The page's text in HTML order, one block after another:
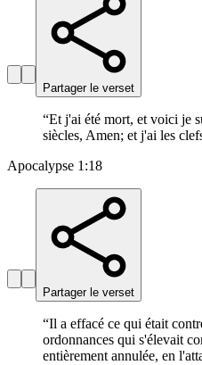
Partager le verset
“Et j'ai été mort, et voici je
siècles, Amen; et j'ai les
Apocalypse 1:18
Partager le verset
“Il a effacé ce qui était
ordonnances qui s'élevait
entièrement annulée, en